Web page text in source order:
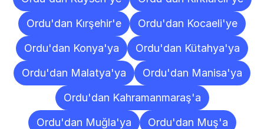
Ordu'dan Kırşehir'e
Ordu'dan Kocaeli'ye
Ordu'dan Konya'ya
Ordu'dan Kütahya'ya
Ordu'dan Malatya'ya
Ordu'dan Manisa'ya
Ordu'dan Kahramanmaraş'a
Ordu'dan Muğla'ya
Ordu'dan Muş'a